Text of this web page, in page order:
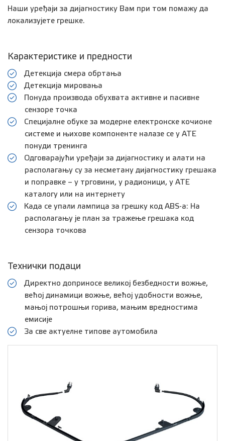
Наши уређаји за дијагностику Вам при том помажу да
локализујете грешке.
Карактеристике и предности
Детекција смера обртања
Детекција мировања
Понуда производа обухвата активне и пасивне
сензоре точка
Специјалне обуке за модерне електронске кочионе
системе и њихове компоненте налазе се у АТЕ
понуди тренинга
Одговарајући уређаји за дијагностику и алати на
располагању су за несметану дијагностику грешака
и поправке – у трговини, у радионици, у АТЕ
каталогу или на интернету
Када се упали лампица за грешку код ABS-а: На
располагању је план за тражење грешака код
сензора точкова
Технички подаци
Директно доприносе великој безбедности вожње,
већој динамици вожње, већој удобности вожње,
мањој потрошњи горива, мањим вредностима
емисије
За све актуелне типове аутомобила